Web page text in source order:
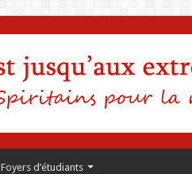
Foyers d’étudiants